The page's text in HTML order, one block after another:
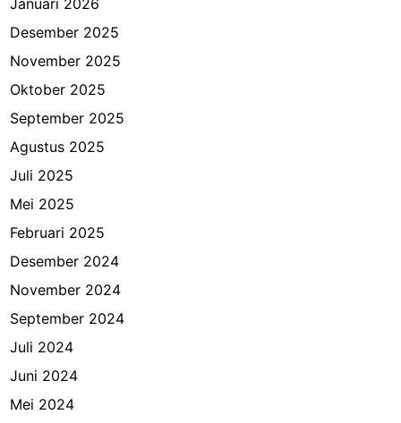
Januari 2026
Desember 2025
November 2025
Oktober 2025
September 2025
Agustus 2025
Juli 2025
Mei 2025
Februari 2025
Desember 2024
November 2024
September 2024
Juli 2024
Juni 2024
Mei 2024